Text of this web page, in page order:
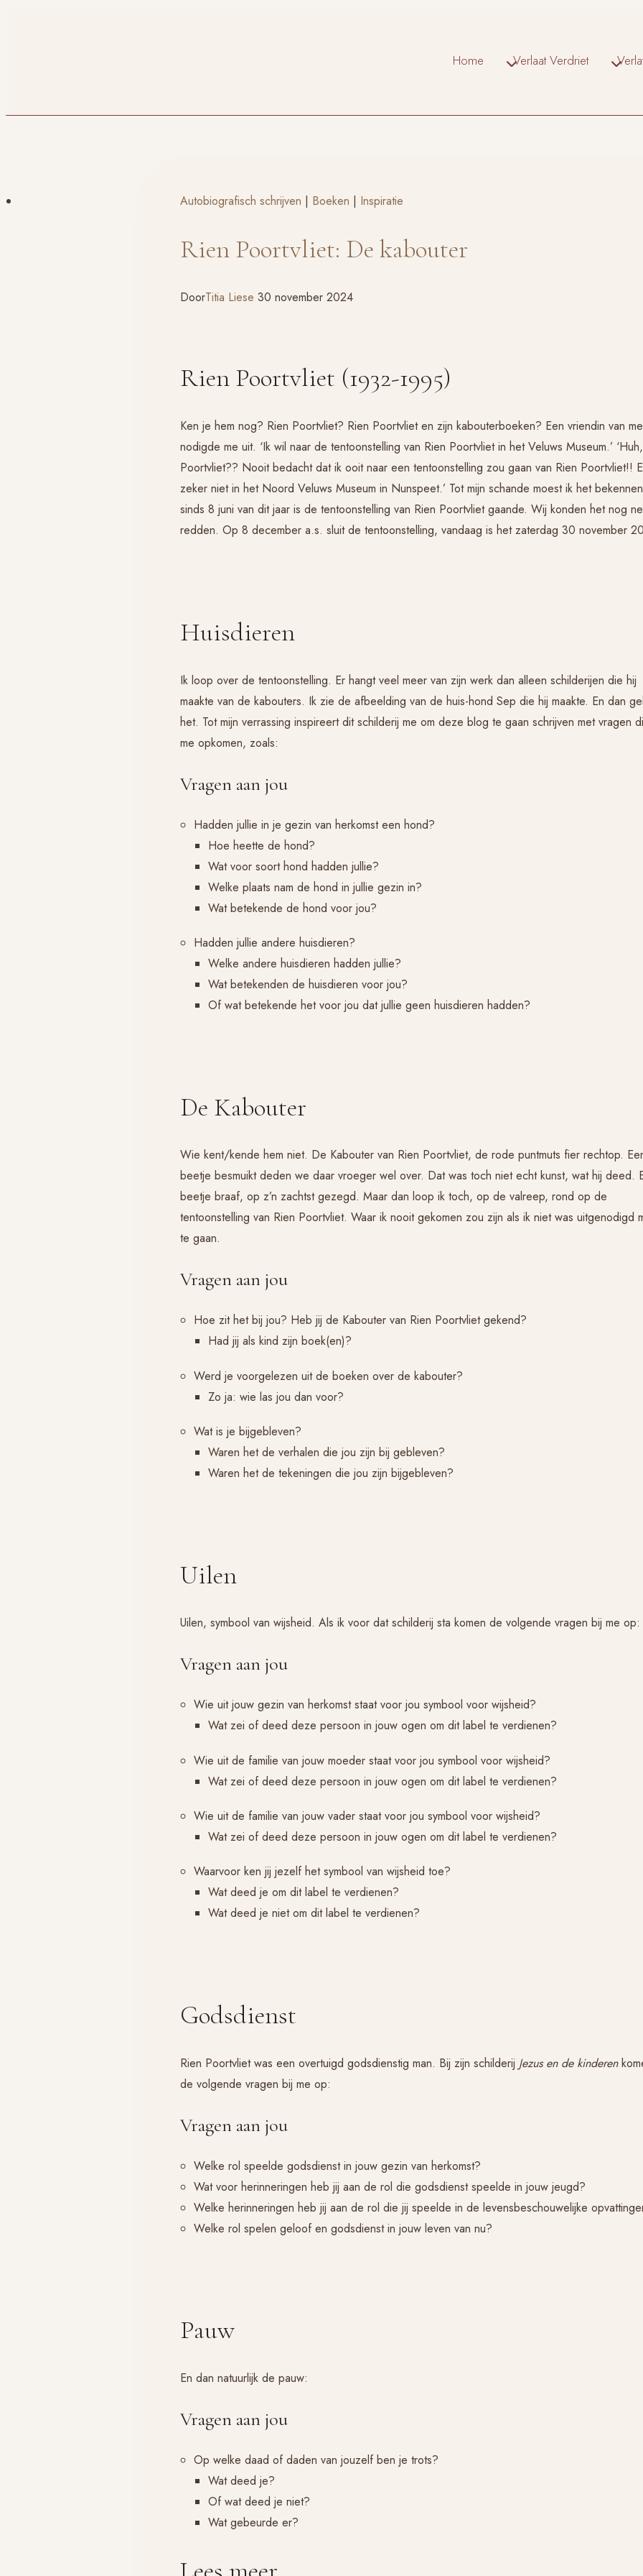
Home Verlaat Verdriet
Autobiografisch schrijven | Boeken | Inspiratie
Rien Poortvliet: De kabouter
DoorTitia Liese 30 november 2024
Rien Poortvliet (1932-1995)
Ken je hem nog? Rien Poortvliet? Rien Poortvliet en zijn kabouterboeken? Een vriendin van me
nodigde me uit. ‘Ik wil naar de tentoonstelling van Rien Poortvliet in het Veluws Museum.’
Poortvliet?? Nooit bedacht dat ik ooit naar een tentoonstelling zou gaan van Rien Poortvliet!!
zeker niet in het Noord Veluws Museum in Nunspeet.’ Tot mijn schande moest ik het
sinds 8 juni van dit jaar is de tentoonstelling van Rien Poortvliet gaande. Wij konden het nog
redden. Op 8 december a.s. sluit de tentoonstelling, vandaag is het zaterdag 30 november
Huisdieren
Ik loop over de tentoonstelling. Er hangt veel meer van zijn werk dan alleen schilderijen die hij
maakte van de kabouters. Ik zie de afbeelding van de huis-hond Sep die hij maakte. En dan
het. Tot mijn verrassing inspireert dit schilderij me om deze blog te gaan schrijven met vragen
me opkomen, zoals:
Vragen aan jou
Hadden jullie in je gezin van herkomst een hond?
Hoe heette de hond?
Wat voor soort hond hadden jullie?
Welke plaats nam de hond in jullie gezin in?
Wat betekende de hond voor jou?
Hadden jullie andere huisdieren?
Welke andere huisdieren hadden jullie?
Wat betekenden de huisdieren voor jou?
Of wat betekende het voor jou dat jullie geen huisdieren hadden?
De Kabouter
Wie kent/kende hem niet. De Kabouter van Rien Poortvliet, de rode puntmuts fier rechtop.
beetje besmuikt deden we daar vroeger wel over. Dat was toch niet echt kunst, wat hij deed.
beetje braaf, op z’n zachtst gezegd. Maar dan loop ik toch, op de valreep, rond op de
tentoonstelling van Rien Poortvliet. Waar ik nooit gekomen zou zijn als ik niet was uitgenodigd
te gaan.
Vragen aan jou
Hoe zit het bij jou? Heb jij de Kabouter van Rien Poortvliet gekend?
Had jij als kind zijn boek(en)?
Werd je voorgelezen uit de boeken over de kabouter?
Zo ja: wie las jou dan voor?
Wat is je bijgebleven?
Waren het de verhalen die jou zijn bij gebleven?
Waren het de tekeningen die jou zijn bijgebleven?
Uilen
Uilen, symbool van wijsheid. Als ik voor dat schilderij sta komen de volgende vragen bij me op:
Vragen aan jou
Wie uit jouw gezin van herkomst staat voor jou symbool voor wijsheid?
Wat zei of deed deze persoon in jouw ogen om dit label te verdienen?
Wie uit de familie van jouw moeder staat voor jou symbool voor wijsheid?
Wat zei of deed deze persoon in jouw ogen om dit label te verdienen?
Wie uit de familie van jouw vader staat voor jou symbool voor wijsheid?
Wat zei of deed deze persoon in jouw ogen om dit label te verdienen?
Waarvoor ken jij jezelf het symbool van wijsheid toe?
Wat deed je om dit label te verdienen?
Wat deed je niet om dit label te verdienen?
Godsdienst
Rien Poortvliet was een overtuigd godsdienstig man. Bij zijn schilderij Jezus en de kinderen
de volgende vragen bij me op:
Vragen aan jou
Welke rol speelde godsdienst in jouw gezin van herkomst?
Wat voor herinneringen heb jij aan de rol die godsdienst speelde in jouw jeugd?
Welke herinneringen heb jij aan de rol die jij speelde in de levensbeschouwelijke
Welke rol spelen geloof en godsdienst in jouw leven van nu?
Pauw
En dan natuurlijk de pauw:
Vragen aan jou
Op welke daad of daden van jouzelf ben je trots?
Wat deed je?
Of wat deed je niet?
Wat gebeurde er?